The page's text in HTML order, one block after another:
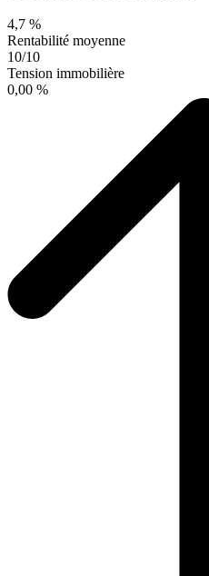
4,7 %
Rentabilité moyenne
10/10
Tension immobilière
0,00 %